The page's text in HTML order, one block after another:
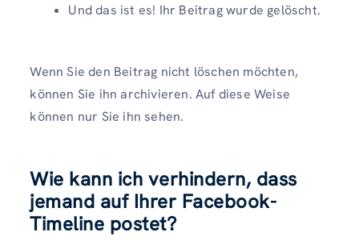
Und das ist es! Ihr Beitrag wurde gelöscht.
Wenn Sie den Beitrag nicht löschen möchten,
können Sie ihn archivieren. Auf diese Weise
können nur Sie ihn sehen.
Wie kann ich verhindern, dass
jemand auf Ihrer Facebook-
Timeline postet?